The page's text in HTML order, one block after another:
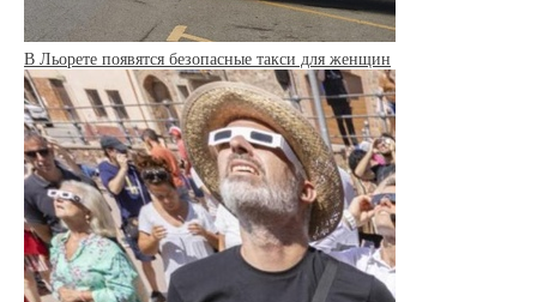
В Льорете появятся безопасные такси для женщин